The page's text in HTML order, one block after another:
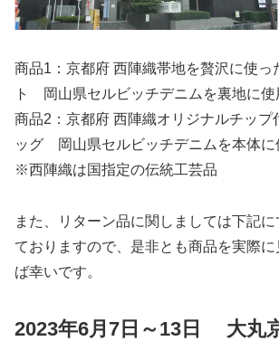
商品1：京都府 西陣織帯地を贅沢に使っ
ト 岡山県セルビッチデニムを裏地に使
商品2：京都府 西陣織オリジナルチップ
ッグ 岡山県セルビッチデニムを本体
※西陣織は国指定の伝統工芸品
また、リターン品に関しましては下記
ておりますので、是非とも商品を実際
ば幸いです。
2023年6月7日～13日 大丸